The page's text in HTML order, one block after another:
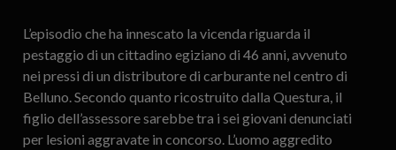
L’episodio che ha innescato la vicenda riguarda il
pestaggio di un cittadino egiziano di 46 anni, avvenuto
nei pressi di un distributore di carburante nel centro di
Belluno. Secondo quanto ricostruito dalla Questura, il
figlio dell’assessore sarebbe tra i sei giovani denunciati
per lesioni aggravate in concorso. L’uomo aggredito